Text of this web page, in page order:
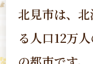
北見市は、
る 人口12万